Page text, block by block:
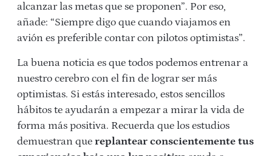
alcanzar las metas que se proponen”. Por eso,
añade: “Siempre digo que cuando viajamos en
avión es preferible contar con pilotos optimistas”.
La buena noticia es que todos podemos entrenar a
nuestro cerebro con el fin de lograr ser más
optimistas. Si estás interesado, estos sencillos
hábitos te ayudarán a empezar a mirar la vida de
forma más positiva. Recuerda que los estudios
demuestran que replantear conscientemente tus